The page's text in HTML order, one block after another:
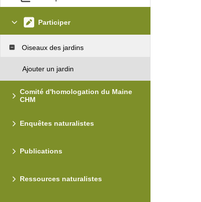
Participer
Oiseaux des jardins
Ajouter un jardin
Comité d'homologation du Maine
CHM
Enquêtes naturalistes
Publications
Ressources naturalistes